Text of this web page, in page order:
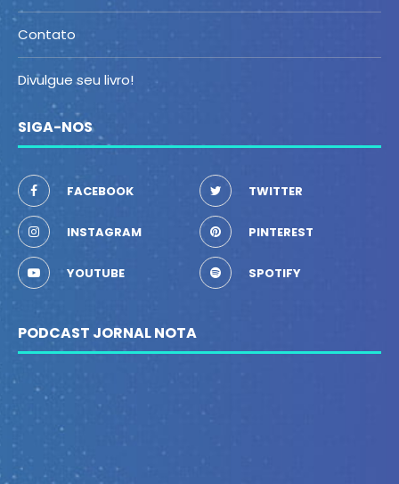
Contato
Divulgue seu livro!
SIGA-NOS
FACEBOOK TWITTER
INSTAGRAM PINTEREST
YOUTUBE SPOTIFY
PODCAST JORNAL NOTA